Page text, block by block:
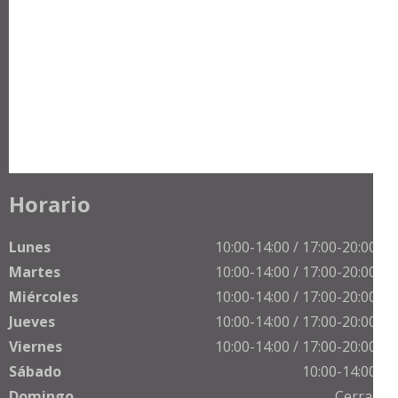
Horario
Lunes
10:00-14:00 / 17:00-20:00 h
Martes
10:00-14:00 / 17:00-20:00 h
Miércoles
10:00-14:00 / 17:00-20:00 h
Jueves
10:00-14:00 / 17:00-20:00 h
Viernes
10:00-14:00 / 17:00-20:00 h
Sábado
10:00-14:00 h